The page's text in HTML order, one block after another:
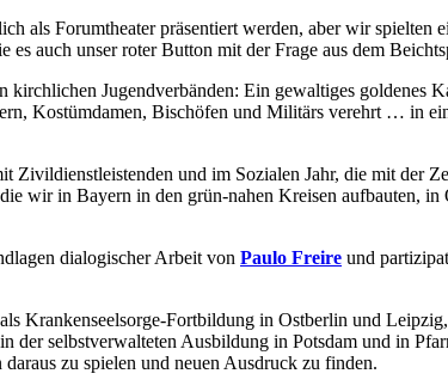
als Forumtheater präsentiert werden, aber wir
auch unser roter Button mit der Frage aus dem
kirchlichen Jugendverbänden: Ein gewaltiges goldenes
Kostümdamen, Bischöfen und Militärs verehrt … in
und im Sozialen Jahr, die mit der
wir in Bayern in den grün-nahen Kreisen aufbauten,
dialogischer Arbeit von Paulo Freire und
Krankenseelsorge-Fortbildung in Ostberlin und
der selbstverwalteten Ausbildung in Potsdam und in
zu spielen und neuen Ausdruck zu finden.